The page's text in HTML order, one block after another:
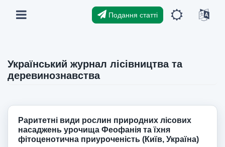
Подання статті
Український журнал лісівництва та
деревинознавства
Раритетні види рослин природних лісових
насаджень урочища Феофанія та їхня
фітоценотична приуроченість (Київ, Україна)